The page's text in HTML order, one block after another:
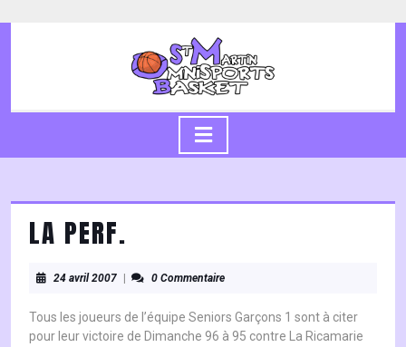
to
LA PERF.
24 avril 200724
2007
0 Commentaire
Tous les joueurs de l’équipe Seniors Garçons 1 sont à citer
pour leur victoire de Dimanche 96 à 95 contre La Ricamarie